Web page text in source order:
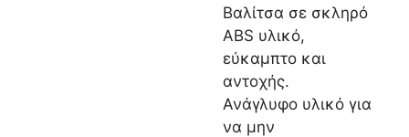
Βαλίτσα σε σκληρό
ABS υλικό,
εύκαμπτο και
αντοχής.
Ανάγλυφο υλικό για
να μην